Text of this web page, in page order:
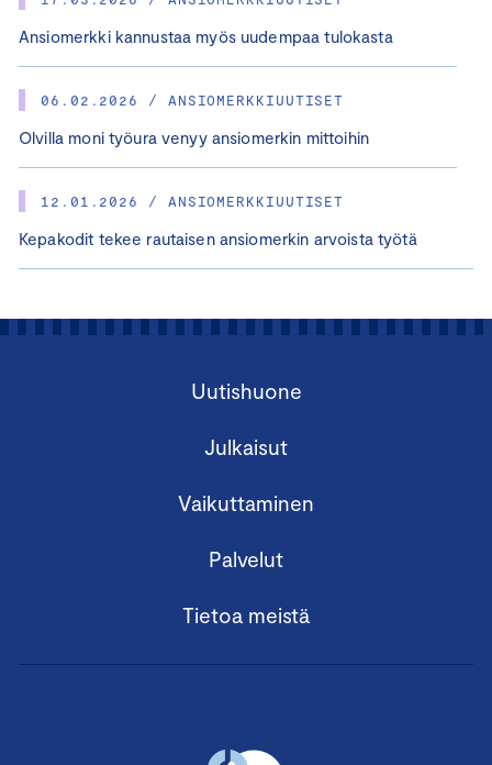
Ansiomerkki kannustaa myös uudempaa tulokasta
06.02.2026 / ANSIOMERKKIUUTISET
Olvilla moni työura venyy ansiomerkin mittoihin
12.01.2026 / ANSIOMERKKIUUTISET
Kepakodit tekee rautaisen ansiomerkin arvoista työtä
Uutishuone
Julkaisut
Vaikuttaminen
Palvelut
Tietoa meistä